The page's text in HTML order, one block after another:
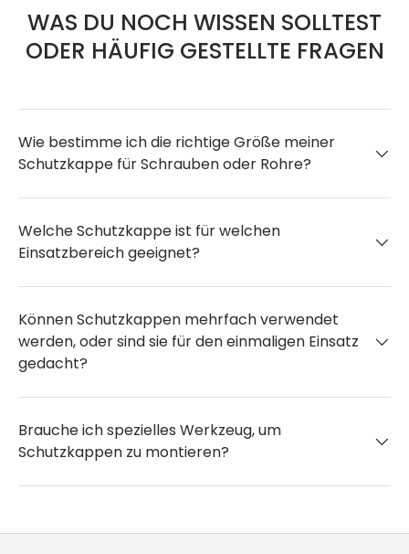
WAS DU NOCH WISSEN SOLLTEST
ODER HÄUFIG GESTELLTE FRAGEN
Wie bestimme ich die richtige Größe meiner
Schutzkappe für Schrauben oder Rohre?
Welche Schutzkappe ist für welchen
Einsatzbereich geeignet?
Können Schutzkappen mehrfach verwendet
werden, oder sind sie für den einmaligen Einsatz
gedacht?
Brauche ich spezielles Werkzeug, um
Schutzkappen zu montieren?